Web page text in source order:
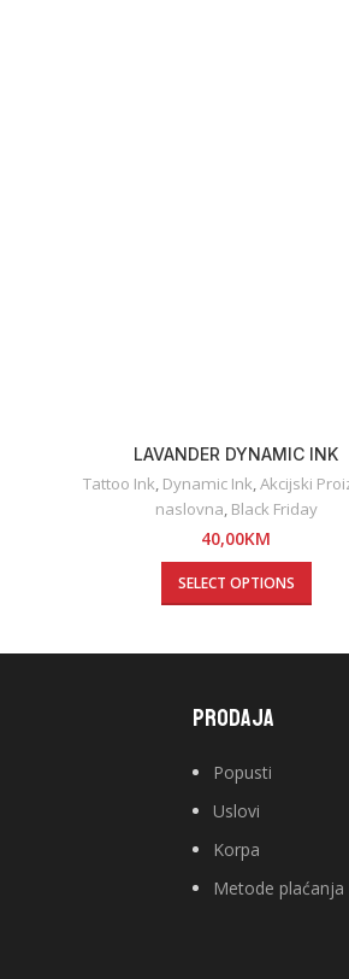
LAVANDER DYNAMIC INK
Tattoo Ink, Dynamic Ink,Akcijski
naslovna, Black Friday
40,00KM
SELECT OPTIONS
PRODAJA
Popusti
Uslovi
Korpa
Metode plaćanja